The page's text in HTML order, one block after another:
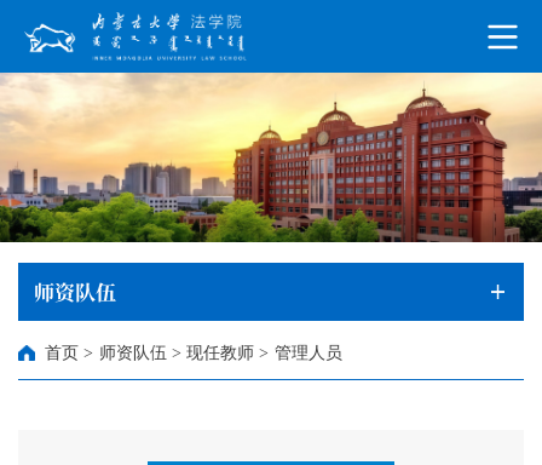
师资队伍
首页 > 师资队伍 > 现任教师 > 管理人员